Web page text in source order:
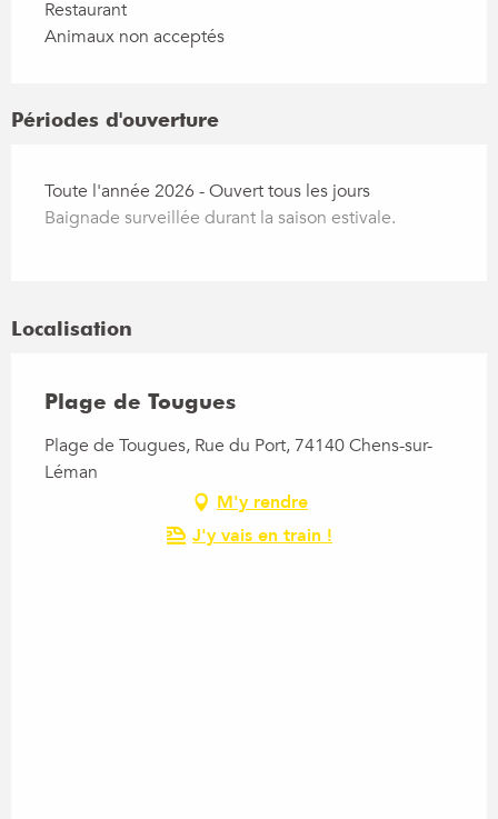
Restaurant
Animaux non acceptés
Périodes d'ouverture
Toute l'année 2026 - Ouvert tous les jours
Baignade surveillée durant la saison estivale.
Localisation
Plage de Tougues
Plage de Tougues, Rue du Port, 74140 Chens-sur-
Léman
M'y rendre
J'y vais en train !